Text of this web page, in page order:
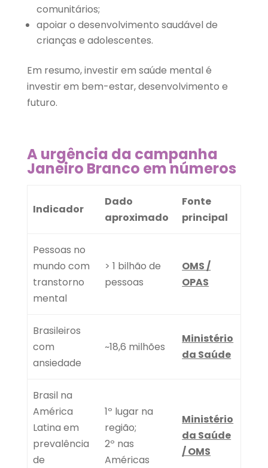
comunitários;
apoiar o desenvolvimento saudável de
crianças e adolescentes.
Em resumo, investir em saúde mental é
investir em bem-estar, desenvolvimento e
futuro.
A urgência da campanha
Janeiro Branco em números
Indicador
Dado
aproximado
Fonte
principal
Pessoas no
mundo com
transtorno
mental
> 1 bilhão de
pessoas
OMS /
OPAS
Brasileiros
com
ansiedade
~18,6 milhões
Ministério
da Saúde
Brasil na
América
Latina em
prevalência
de
1º lugar na
região;
2º nas
Américas
Ministério
da Saúde
/ OMS